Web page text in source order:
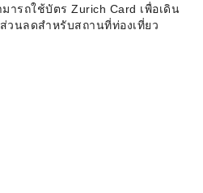
ารถใช้บัตร Zurich Card เพื่อเดิน
วนลดสำหรับสถานที่ท่องเที่ยว